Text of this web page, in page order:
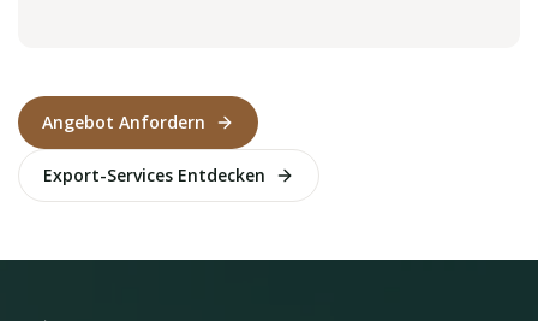
Angebot Anfordern
Export-Services Entdecken